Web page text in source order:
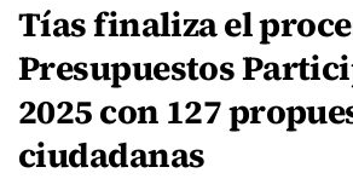
Tías finaliza el
Presupuestos
2025 con 127
ciudadanas